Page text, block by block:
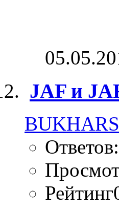
JAF и
Ответов: